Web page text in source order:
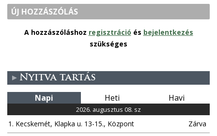
ÚJ HOZZÁSZÓLÁS
A hozzászóláshoz regisztráció és bejelentkezés
szükséges
Nyitva tartás
Napi Heti Havi
2026. augusztus 08. sz
1. Kecskemét, Klapka u. 13-15., Központ
Zárva